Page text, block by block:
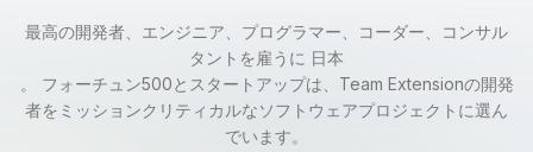
最高の開発者、エンジニア、プログラマー、コーダー、コンサル
タントを雇うに 日本
。 フォーチュン500とスタートアップは、Team Extensionの開発
者をミッションクリティカルなソフトウェアプロジェクトに選ん
でいます。